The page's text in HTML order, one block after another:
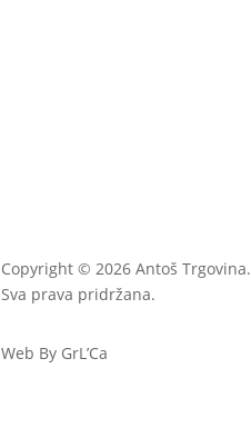
Copyright © 2026 Antoš Trgovina.
Sva prava pridržana.
Web By GrL’Ca